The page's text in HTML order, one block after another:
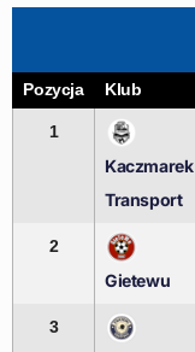
Pozycja Klub
1
Kaczmarek
Transport
2
Gietewu
3